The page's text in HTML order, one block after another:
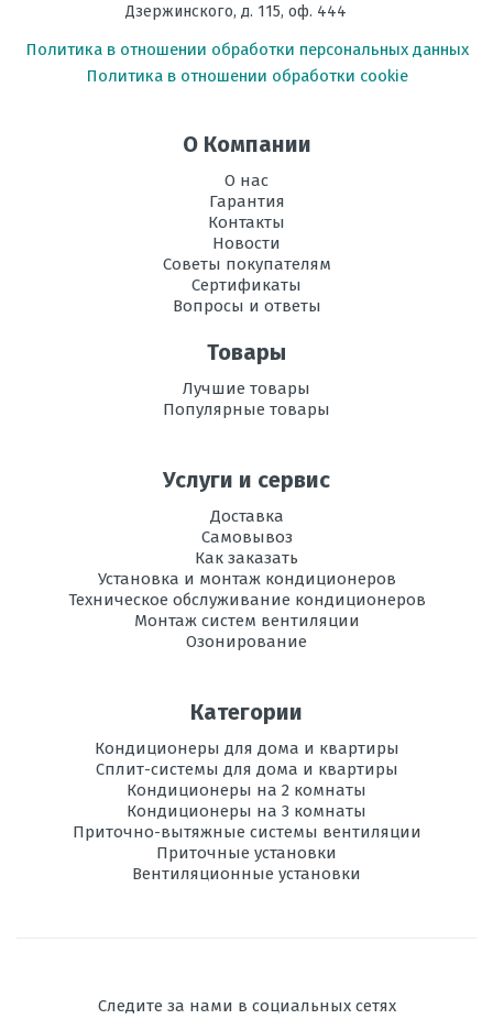
Дзержинского, д. 115, оф. 444
Политика в отношении обработки персональных данных
Политика в отношении обработки cookie
О Компании
О нас
Гарантия
Контакты
Новости
Советы покупателям
Сертификаты
Вопросы и ответы
Товары
Лучшие товары
Популярные товары
Услуги и сервис
Доставка
Самовывоз
Как заказать
Установка и монтаж кондиционеров
Техническое обслуживание кондиционеров
Монтаж систем вентиляции
Озонирование
Категории
Кондиционеры для дома и квартиры
Сплит-системы для дома и квартиры
Кондиционеры на 2 комнаты
Кондиционеры на 3 комнаты
Приточно-вытяжные системы вентиляции
Приточные установки
Вентиляционные установки
Следите за нами в социальных сетях